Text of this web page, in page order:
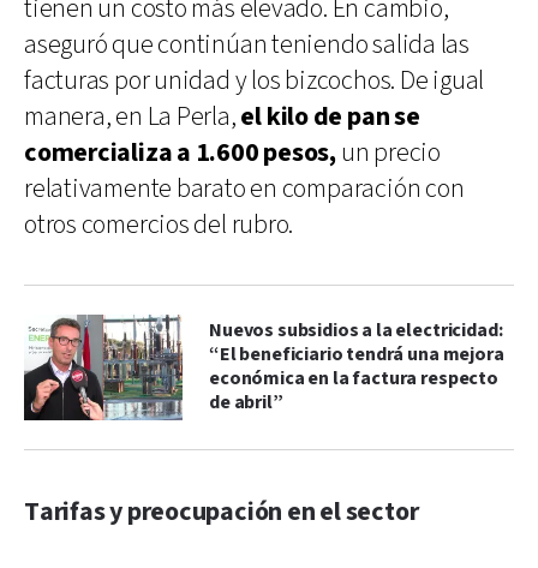
tienen un costo más elevado. En cambio,
aseguró que continúan teniendo salida las
facturas por unidad y los bizcochos. De igual
manera, en La Perla,el kilo de pan se
comercializa a 1.600 pesos,un precio
relativamente barato en comparación con
otros comercios del rubro.
Nuevos subsidios a la electricidad:
“El beneficiario tendrá una mejora
económica en la factura respecto
de abril”
Tarifas y preocupación en el sector